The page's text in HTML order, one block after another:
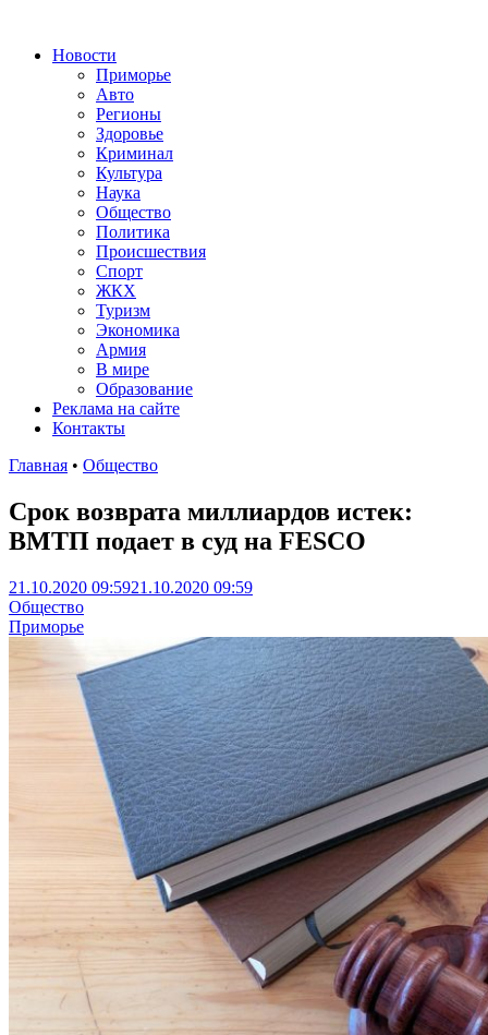
Новости
Приморье
Авто
Регионы
Здоровье
Криминал
Культура
Наука
Общество
Политика
Происшествия
Спорт
ЖКХ
Туризм
Экономика
Армия
В мире
Образование
Реклама на сайте
Контакты
Главная • Общество
Срок возврата миллиардов истек:
ВМТП подает в суд на FESCO
21.10.2020 09:5921.10.2020 09:59
Общество
Приморье